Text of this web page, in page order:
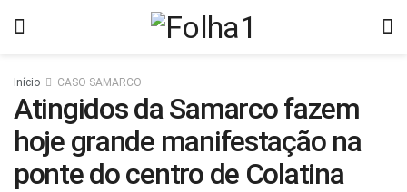
Início CASO SAMARCO
Atingidos da Samarco fazem
hoje grande manifestação na
ponte do centro de Colatina